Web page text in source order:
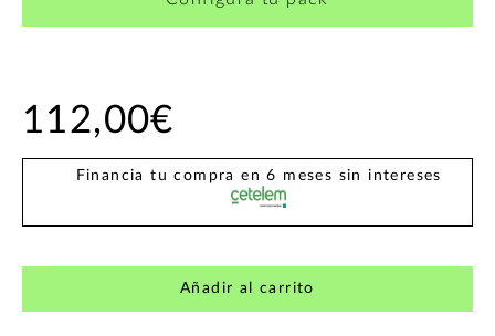
112,00€
Financia tu compra en 6 meses sin intereses
Añadir al carrito